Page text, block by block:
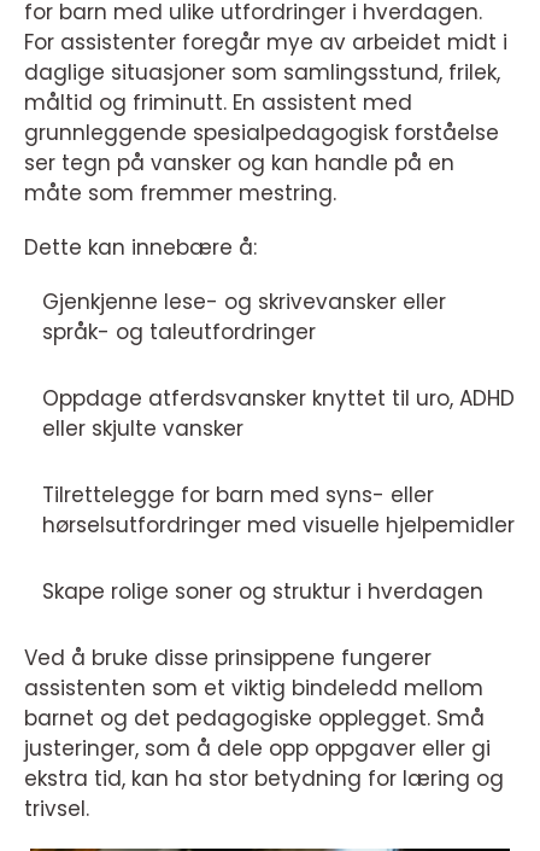
for barn med ulike utfordringer i hverdagen.
For assistenter foregår mye av arbeidet midt i
daglige situasjoner som samlingsstund, frilek,
måltid og friminutt. En assistent med
grunnleggende spesialpedagogisk forståelse
ser tegn på vansker og kan handle på en
måte som fremmer mestring.
Dette kan innebære å:
Gjenkjenne lese- og skrivevansker eller
språk- og taleutfordringer
Oppdage atferdsvansker knyttet til uro, ADHD
eller skjulte vansker
Tilrettelegge for barn med syns- eller
hørselsutfordringer med visuelle hjelpemidler
Skape rolige soner og struktur i hverdagen
Ved å bruke disse prinsippene fungerer
assistenten som et viktig bindeledd mellom
barnet og det pedagogiske opplegget. Små
justeringer, som å dele opp oppgaver eller gi
ekstra tid, kan ha stor betydning for læring og
trivsel.